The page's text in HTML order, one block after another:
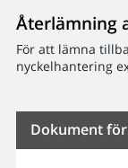
Återlämning
För att lämna
nyckelhantering
Dokument